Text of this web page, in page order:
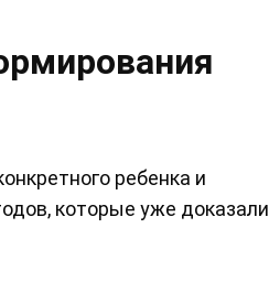
ребенка и
которые уже доказали